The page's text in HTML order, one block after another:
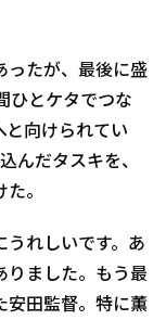
ったが、最後に盛
ひとケタでつな
と向けられてい
んだタスキを、
。
うれしいです。あ
りました。もう最
安田監督。特に薫